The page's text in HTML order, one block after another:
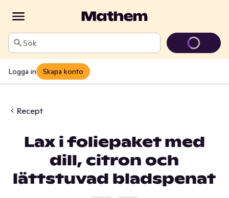
Sök
Logga in Skapa konto
Recept
Lax i foliepaket med
dill, citron och
lättstuvad bladspenat